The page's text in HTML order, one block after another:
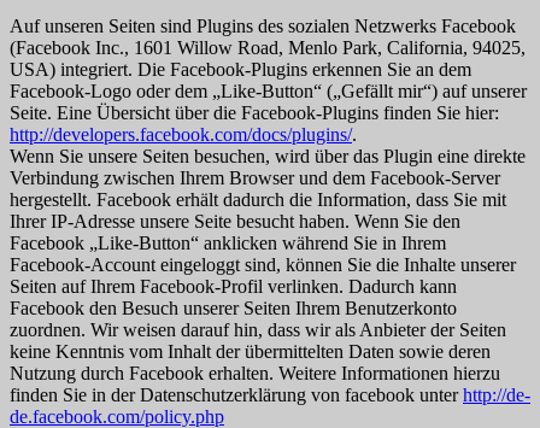
Auf unseren Seiten sind Plugins des sozialen Netzwerks Facebook
(Facebook Inc., 1601 Willow Road, Menlo Park, California, 94025,
USA) integriert. Die Facebook-Plugins erkennen Sie an dem
Facebook-Logo oder dem „Like-Button“ („Gefällt mir“) auf unserer
Seite. Eine Übersicht über die Facebook-Plugins finden Sie hier:
http://developers.facebook.com/docs/plugins/.
Wenn Sie unsere Seiten besuchen, wird über das Plugin eine direkte
Verbindung zwischen Ihrem Browser und dem Facebook-Server
hergestellt. Facebook erhält dadurch die Information, dass Sie mit
Ihrer IP-Adresse unsere Seite besucht haben. Wenn Sie den
Facebook „Like-Button“ anklicken während Sie in Ihrem
Facebook-Account eingeloggt sind, können Sie die Inhalte unserer
Seiten auf Ihrem Facebook-Profil verlinken. Dadurch kann
Facebook den Besuch unserer Seiten Ihrem Benutzerkonto
zuordnen. Wir weisen darauf hin, dass wir als Anbieter der Seiten
keine Kenntnis vom Inhalt der übermittelten Daten sowie deren
Nutzung durch Facebook erhalten. Weitere Informationen hierzu
finden Sie in der Datenschutzerklärung von facebook unterhttp://de-
de.facebook.com/policy.php